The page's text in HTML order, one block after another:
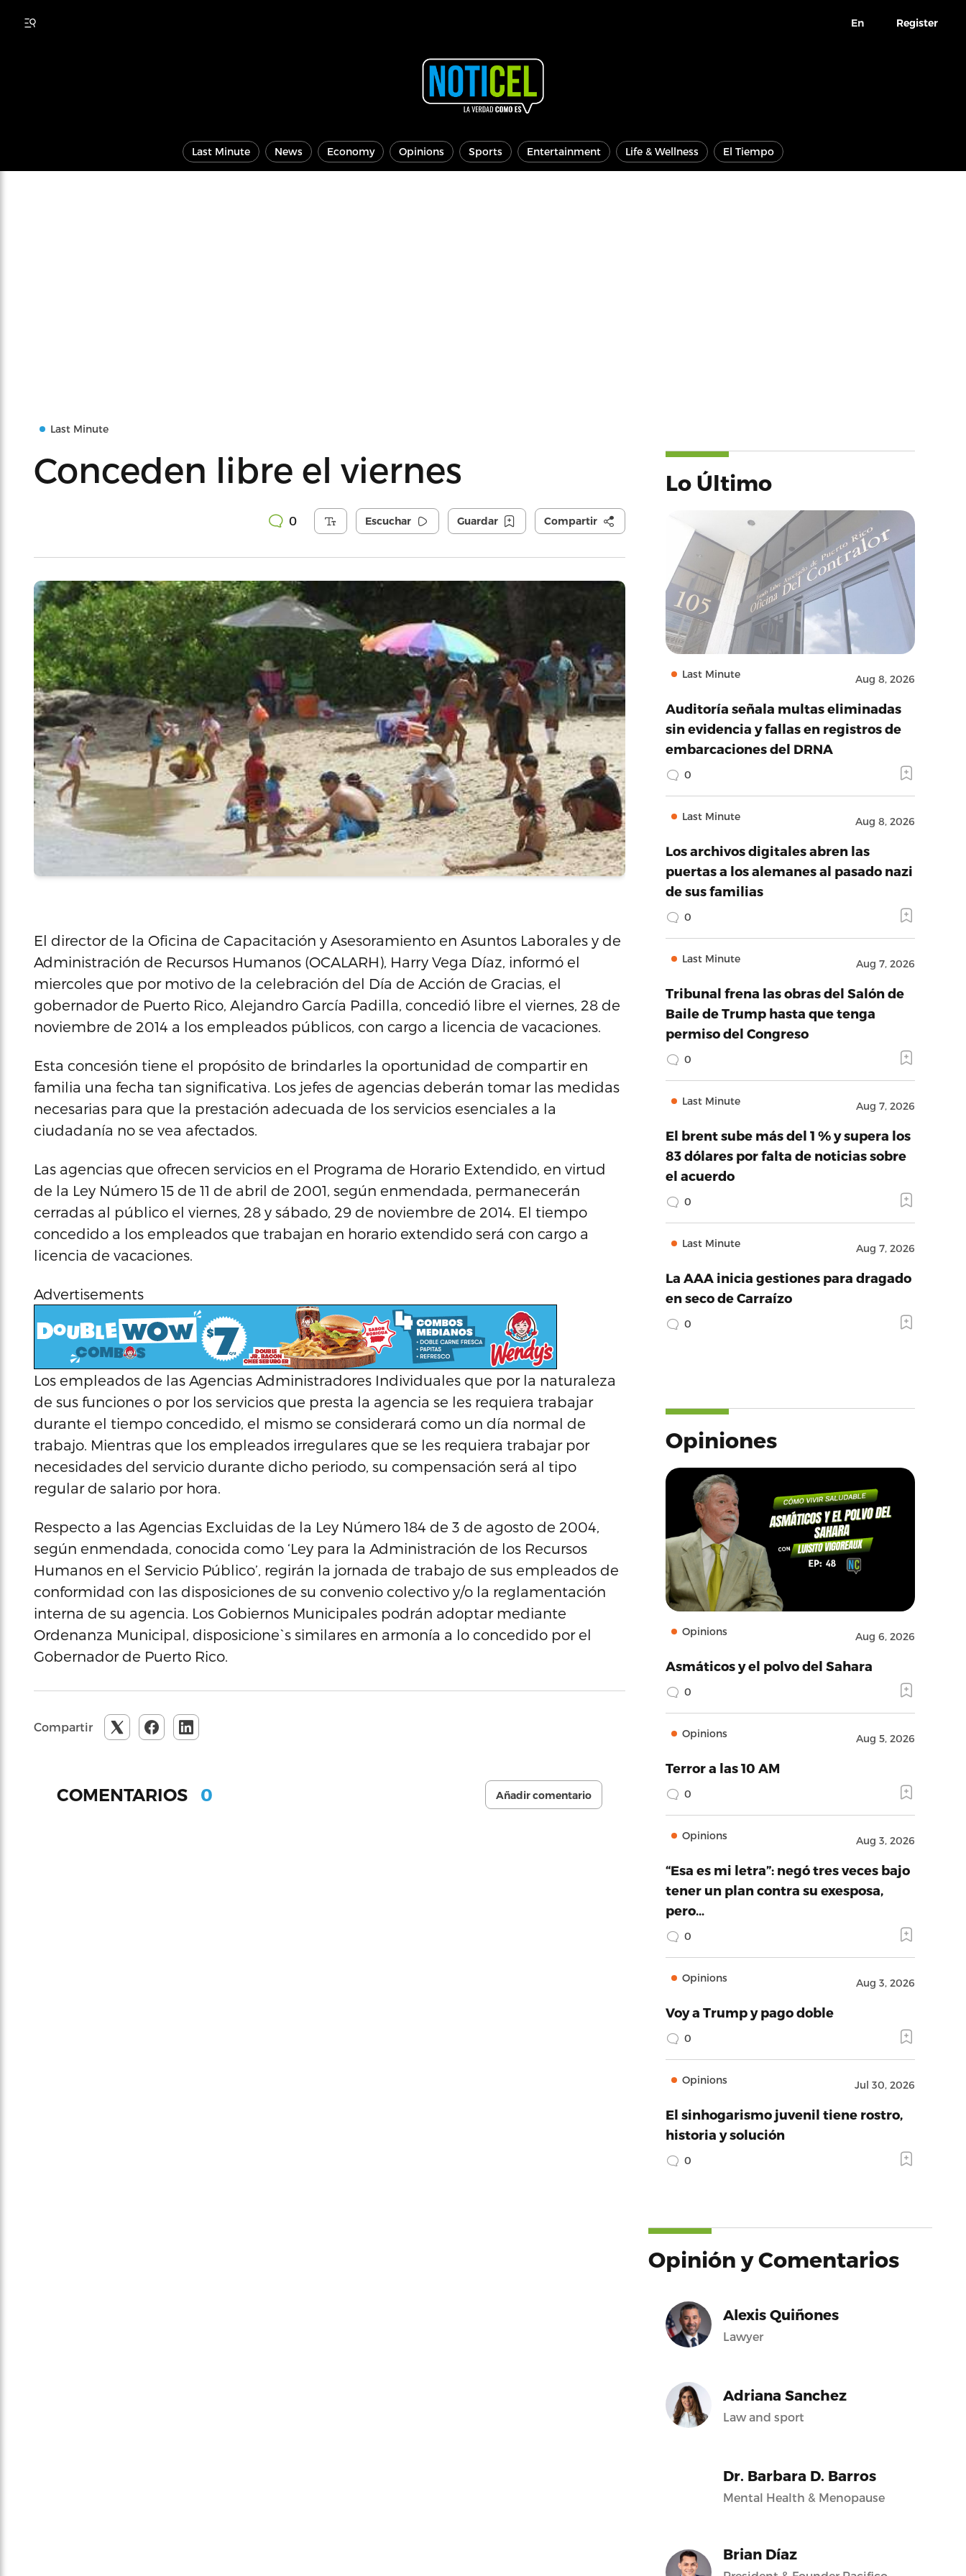
En Register
Last Minute News Economy Opinions Sports Entertainment Life & Wellness El Tiempo
Last Minute
Conceden libre el viernes
0 Escuchar Guardar Compartir
El director de la Oficina de Capacitación y Asesoramiento en Asuntos Laborales y de
Administración de Recursos Humanos (OCALARH), Harry Vega Díaz, informó el
miercoles que por motivo de la celebración del Día de Acción de Gracias, el
gobernador de Puerto Rico, Alejandro García Padilla, concedió libre el viernes, 28 de
noviembre de 2014 a los empleados públicos, con cargo a licencia de vacaciones.
Esta concesión tiene el propósito de brindarles la oportunidad de compartir en
familia una fecha tan significativa. Los jefes de agencias deberán tomar las medidas
necesarias para que la prestación adecuada de los servicios esenciales a la
ciudadanía no se vea afectados.
Las agencias que ofrecen servicios en el Programa de Horario Extendido, en virtud
de la Ley Número 15 de 11 de abril de 2001, según enmendada, permanecerán
cerradas al público el viernes, 28 y sábado, 29 de noviembre de 2014. El tiempo
concedido a los empleados que trabajan en horario extendido será con cargo a
licencia de vacaciones.
Advertisements
Los empleados de las Agencias Administradores Individuales que por la naturaleza
de sus funciones o por los servicios que presta la agencia se les requiera trabajar
durante el tiempo concedido, el mismo se considerará como un día normal de
trabajo. Mientras que los empleados irregulares que se les requiera trabajar por
necesidades del servicio durante dicho periodo, su compensación será al tipo
regular de salario por hora.
Respecto a las Agencias Excluidas de la Ley Número 184 de 3 de agosto de 2004,
según enmendada, conocida como ‘Ley para la Administración de los Recursos
Humanos en el Servicio Público’, regirán la jornada de trabajo de sus empleados de
conformidad con las disposiciones de su convenio colectivo y/o la reglamentación
interna de su agencia. Los Gobiernos Municipales podrán adoptar mediante
Ordenanza Municipal, disposicione`s similares en armonía a lo concedido por el
Gobernador de Puerto Rico.
Compartir
COMENTARIOS 0 Añadir comentario
Lo Último
Last Minute Aug 8, 2026
Auditoría señala multas eliminadas
sin evidencia y fallas en registros de
embarcaciones del DRNA
0
Last Minute Aug 8, 2026
Los archivos digitales abren las
puertas a los alemanes al pasado nazi
de sus familias
0
Last Minute Aug 7, 2026
Tribunal frena las obras del Salón de
Baile de Trump hasta que tenga
permiso del Congreso
0
Last Minute Aug 7, 2026
El brent sube más del 1 % y supera los
83 dólares por falta de noticias sobre
el acuerdo
0
Last Minute Aug 7, 2026
La AAA inicia gestiones para dragado
en seco de Carraízo
0
Opiniones
Opinions Aug 6, 2026
Asmáticos y el polvo del Sahara
0
Opinions Aug 5, 2026
Terror a las 10 AM
0
Opinions Aug 3, 2026
“Esa es mi letra”: negó tres veces bajo
tener un plan contra su exesposa,
pero…
0
Opinions Aug 3, 2026
Voy a Trump y pago doble
0
Opinions Jul 30, 2026
El sinhogarismo juvenil tiene rostro,
historia y solución
0
Opinión y Comentarios
Alexis Quiñones
Lawyer
Adriana Sanchez
Law and sport
Dr. Barbara D. Barros
Mental Health & Menopause
Brian Díaz